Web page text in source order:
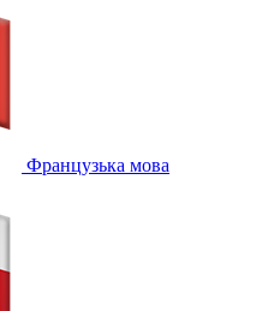
Французька мова